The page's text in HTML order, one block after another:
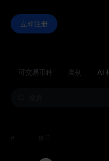
立即注册
可交易币种 类别 AI
#